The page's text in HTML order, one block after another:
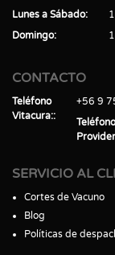
Lunes a Sábado
Domingo
CONTACTO
Teléfono
Vitacura:
+56 9
Teléfono
SERVICIO AL
Cortes de Vacuno
Blog
Políticas de